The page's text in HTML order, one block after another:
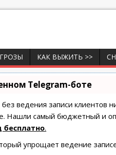
КАК ВЫЖИТЬ >>
Telegram-боте
ведения записи клиентов
Нашли самый бюджетный и
бесплатно.
упрощает ведение